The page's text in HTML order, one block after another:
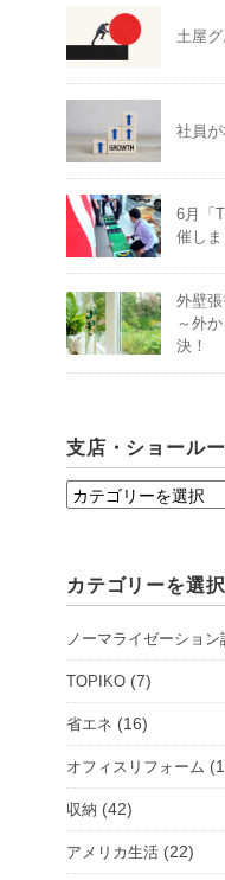
土屋
社員
6月「
催しま
外壁
～外
決！
支店・ショール
支
ョ
ル
ー
を
選
択
カテゴリーを選択
ノーマライゼーション
TOPIKO (7)
省エネ (16)
オフィスリフォーム
収納 (42)
アメリカ生活 (22)